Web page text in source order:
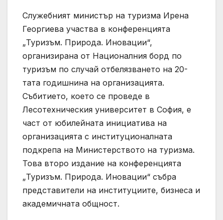
Служебният министър на туризма Ирена
Георгиева участва в конференцията
„Туризъм. Природа. Иновации“,
организирана от Националния борд по
туризъм по случай отбелязването на 20-
тата годишнина на организацията.
Събитието, което се проведе в
Лесотехническия университет в София, е
част от юбилейната инициатива на
организацията с институционалната
подкрепа на Министерството на туризма.
Това второ издание на конференцията
„Туризъм. Природа. Иновации“ събра
представители на институциите, бизнеса и
академичната общност.